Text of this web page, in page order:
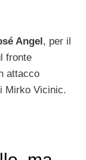
Angel, per il
fronte
attacco
Mirko Vicinic.